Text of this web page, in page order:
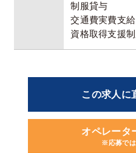
制服貸与
交通費実費⽀
資格取得支援
この求人に
オペレータ
※応募で